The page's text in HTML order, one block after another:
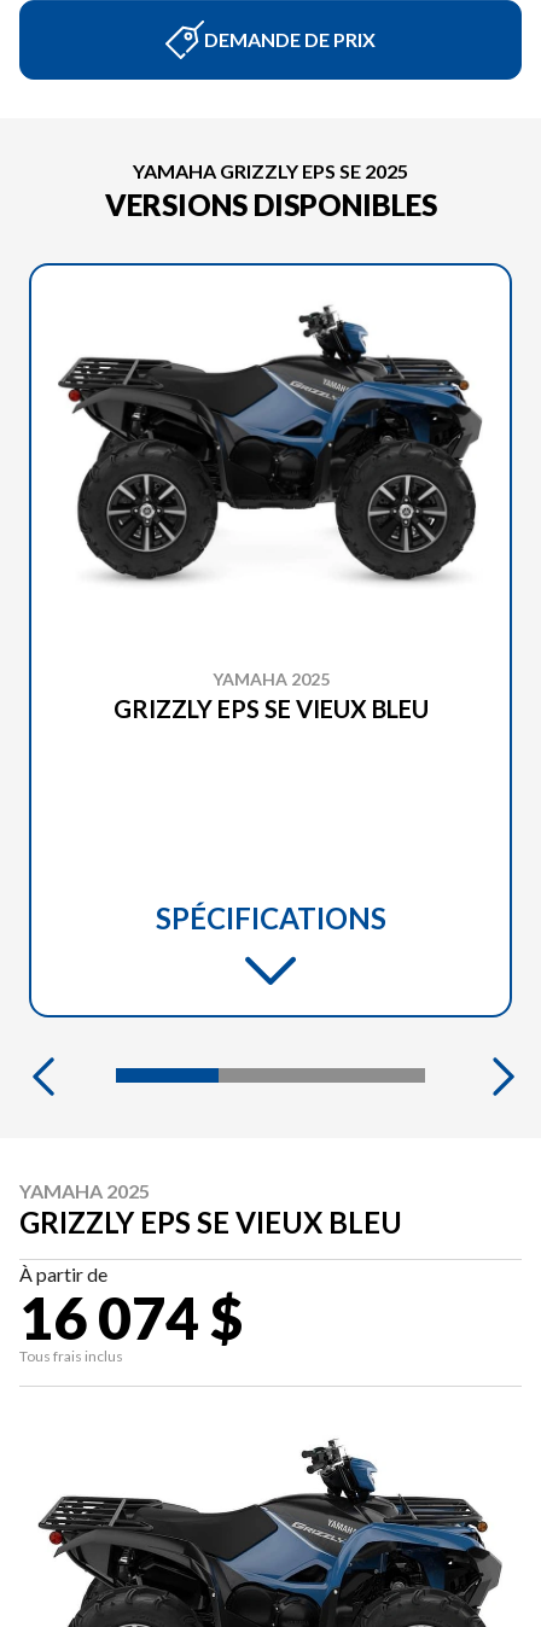
DEMANDE DE PRIX
YAMAHA GRIZZLY EPS SE 2025
VERSIONS DISPONIBLES
YAMAHA 2025
GRIZZLY EPS SE VIEUX BLEU
SPÉCIFICATIONS
YAMAHA 2025
GRIZZLY EPS SE VIEUX BLEU
À partir de
16 074 $
Tous frais inclus